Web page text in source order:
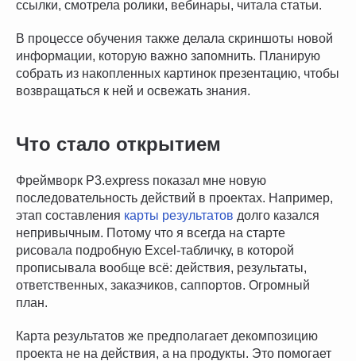
ссылки, смотрела ролики, вебинары, читала статьи.
В процессе обучения также делала скриншоты новой
информации, которую важно запомнить. Планирую
собрать из накопленных картинок презентацию, чтобы
возвращаться к ней и освежать знания.
Что стало открытием
Фреймворк P3.express показал мне новую
последовательность действий в проектах. Например,
этап составления карты результатов долго казался
непривычным. Потому что я всегда на старте
рисовала подробную Excel-табличку, в которой
прописывала вообще всё: действия, результаты,
ответственных, заказчиков, саппортов. Огромный
план.
Карта результатов же предполагает декомпозицию
проекта не на действия, а на продукты. Это помогает